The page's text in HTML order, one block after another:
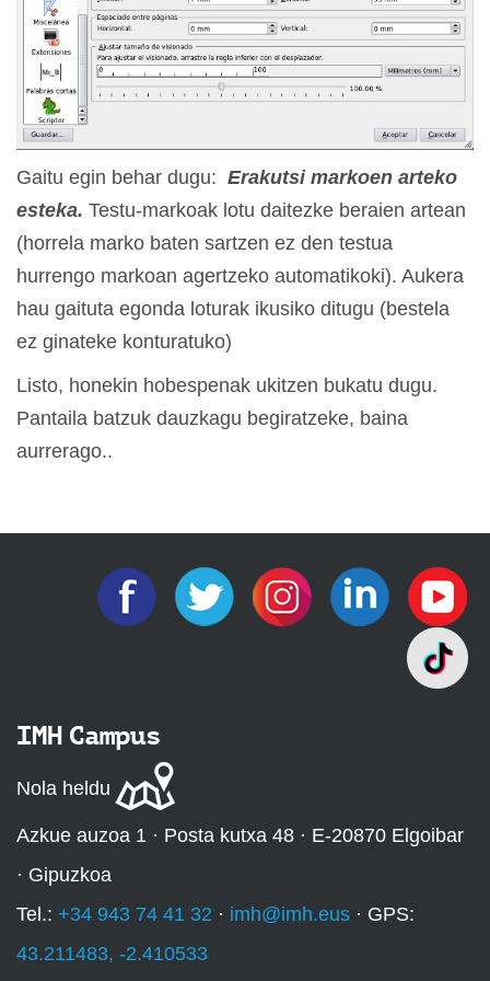
Gaitu egin behar dugu: Erakutsi markoen arteko
esteka. Testu-markoak lotu daitezke beraien artean
(horrela marko baten sartzen ez den testua
hurrengo markoan agertzeko automatikoki). Aukera
hau gaituta egonda loturak ikusiko ditugu (bestela
ez ginateke konturatuko)
Listo, honekin hobespenak ukitzen bukatu dugu.
Pantaila batzuk dauzkagu begiratzeke, baina
aurrerago..
IMH Campus
Nola heldu
Azkue auzoa 1 · Posta kutxa 48 · E-20870 Elgoibar
· Gipuzkoa
Tel.: +34 943 74 41 32 · imh@imh.eus · GPS:
43.211483, -2.410533